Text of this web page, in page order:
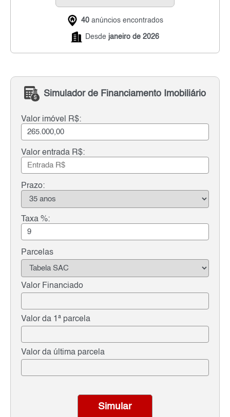
40 anúncios encontrados
Desde janeiro de 2026
Simulador de Financiamento Imobiliário
Valor imóvel R$:
Valor entrada R$:
Prazo:
Taxa %:
Parcelas
Valor Financiado
Valor da 1ª parcela
Valor da última parcela
Simular